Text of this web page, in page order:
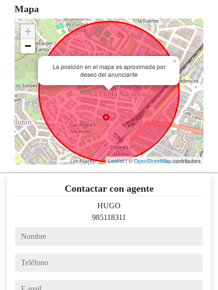
Mapa
La posición en el mapa es aproximada por
deseo del anunciante
×
+
−
Leaflet| ©OpenStreetMapcontributors
Contactar con agente
HUGO
985118311
nombre
teléfono
e-mail